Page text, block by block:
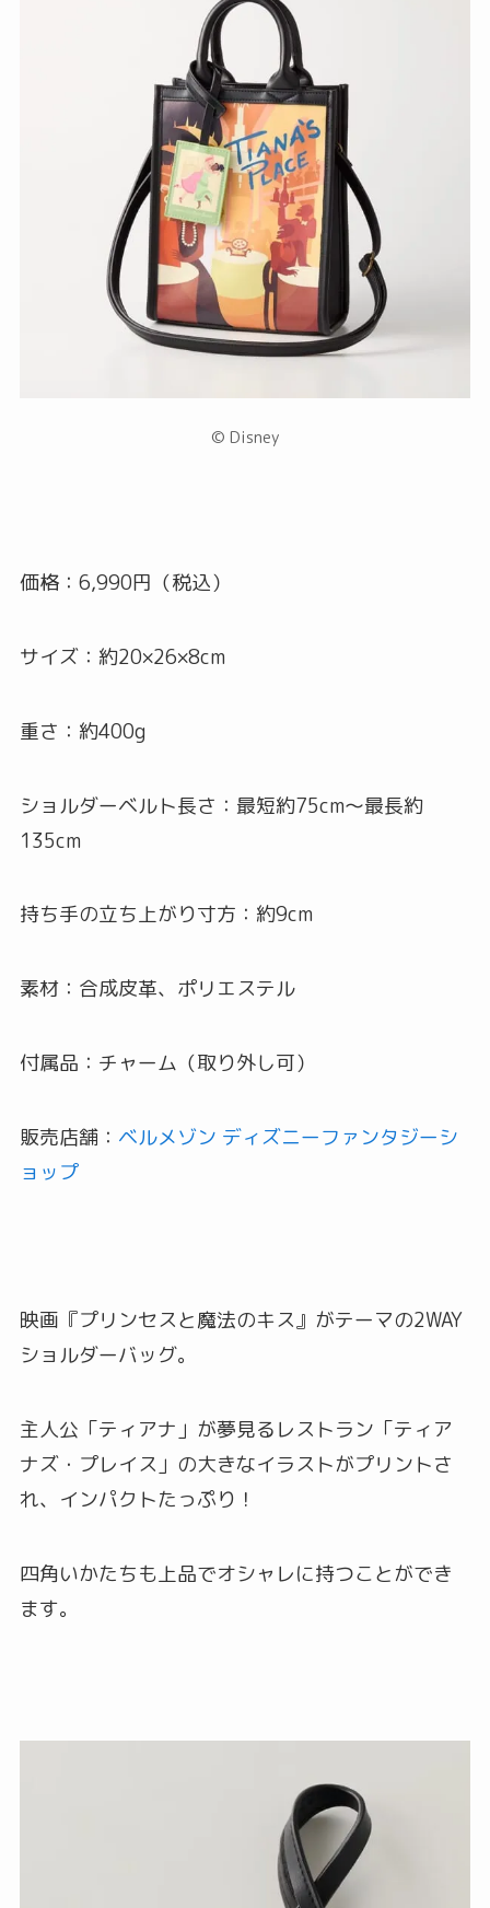
© Disney
価格：6,990円（税込）
サイズ：約20×26×8cm
重さ：約400g
ショルダーベルト長さ：最短約75cm～最長約
135cm
持ち手の立ち上がり寸方：約9cm
素材：合成皮革、ポリエステル
付属品：チャーム（取り外し可）
販売店舗： ベルメゾン ディズニーファンタジーシ
ョップ
映画『プリンセスと魔法のキス』がテーマの2WAY
ショルダーバッグ。
主人公「ティアナ」が夢見るレストラン「ティア
ナズ・プレイス」の大きなイラストがプリントさ
れ、インパクトたっぷり！
四角いかたちも上品でオシャレに持つことができ
ます。